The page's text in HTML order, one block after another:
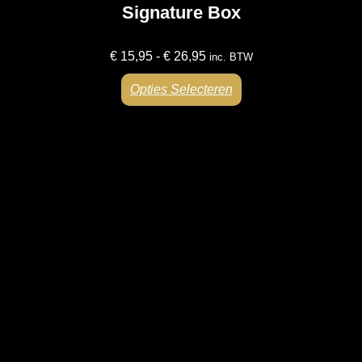
Signature Box
€15,95 - €26,95 inc. BTW
Opties Selecteren